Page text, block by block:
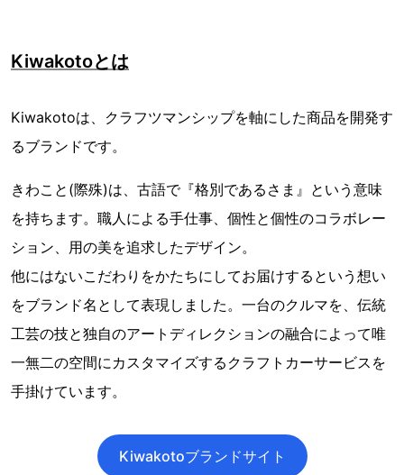
Kiwakotoとは
Kiwakotoは、クラフツマンシップを軸にした商品を開発す
るブランドです。
きわこと(際殊)は、古語で『格別であるさま』という意味
を持ちます。職人による手仕事、個性と個性のコラボレー
ション、用の美を追求したデザイン。
他にはないこだわりをかたちにしてお届けするという想い
をブランド名として表現しました。一台のクルマを、伝統
工芸の技と独自のアートディレクションの融合によって唯
一無二の空間にカスタマイズするクラフトカーサービスを
手掛けています。
Kiwakotoブランドサイト